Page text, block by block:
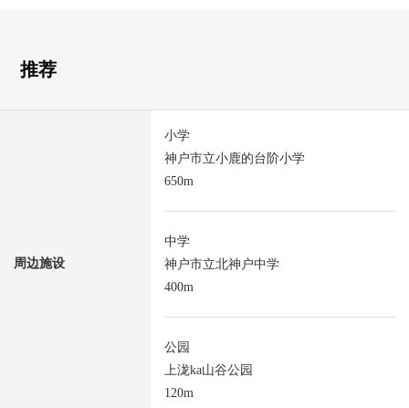
推荐
周边施设
小学
神户市立小鹿的台阶小学
650m
中学
神户市立北神户中学
400m
公园
上泷ka山谷公园
120m